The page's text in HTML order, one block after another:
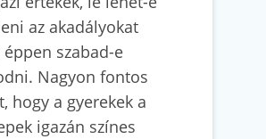
az akadályokat
éppen szabad-e
Nagyon fontos
hogy a gyerekek a
igazán színes